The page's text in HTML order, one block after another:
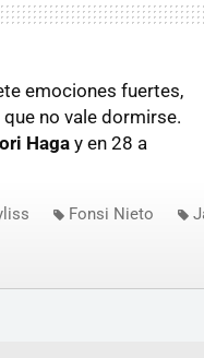
emociones fuertes,
no vale dormirse.
Hagay en 28 a
Fonsi Nieto